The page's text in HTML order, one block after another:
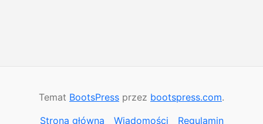
Temat BootsPress przez bootspress.com.
Strona główna
Wiadomości Regulamin